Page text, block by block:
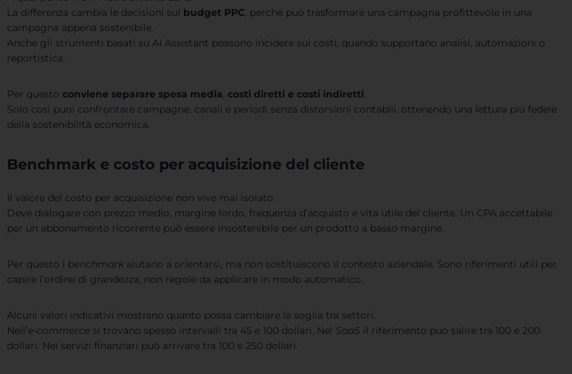
La differenza cambia le decisioni sul budget PPC, perché può trasformare una campagna profittevole in una
campagna appena sostenibile.
Anche gli strumenti basati su AI Assistant possono incidere sui costi, quando supportano analisi, automazioni o
reportistica.
Per questo conviene separare spesa media, costi diretti e costi indiretti.
Solo così puoi confrontare campagne, canali e periodi senza distorsioni contabili, ottenendo una lettura più fedele
della sostenibilità economica.
Benchmark e costo per acquisizione del cliente
Il valore del costo per acquisizione non vive mai isolato.
Deve dialogare con prezzo medio, margine lordo, frequenza d’acquisto e vita utile del cliente. Un CPA accettabile
per un abbonamento ricorrente può essere insostenibile per un prodotto a basso margine.
Per questo i benchmark aiutano a orientarsi, ma non sostituiscono il contesto aziendale. Sono riferimenti utili per
capire l’ordine di grandezza, non regole da applicare in modo automatico.
Alcuni valori indicativi mostrano quanto possa cambiare la soglia tra settori.
Nell’e-commerce si trovano spesso intervalli tra 45 e 100 dollari. Nel SaaS il riferimento può salire tra 100 e 200
dollari. Nei servizi finanziari può arrivare tra 100 e 250 dollari.